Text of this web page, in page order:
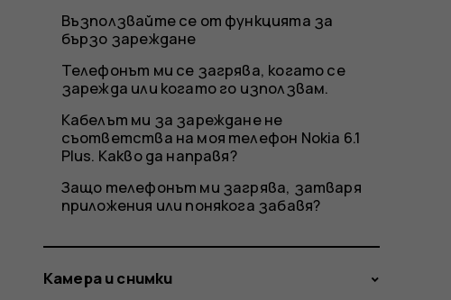
Възползвайте се от функцията за
бързо зареждане
Телефонът ми се загрява, когато се
зарежда или когато го използвам.
Кабелът ми за зареждане не
съответства на моя телефон Nokia 6.1
Plus. Какво да направя?
Защо телефонът ми загрява, затваря
приложения или понякога забавя?
Камера и снимки